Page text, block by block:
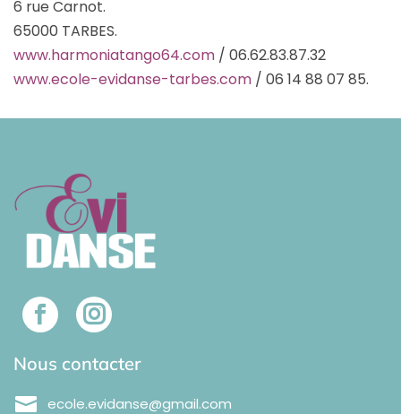
6 rue Carnot.
65000 TARBES.
www.harmoniatango64.com / 06.62.83.87.32
www.ecole-evidanse-tarbes.com / 06 14 88 07 85.
Nous contacter
ecole.evidanse@gmail.com